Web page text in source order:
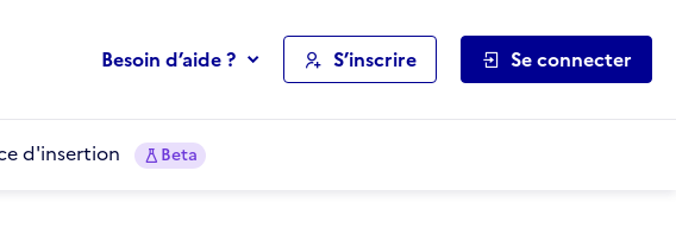
Besoin d’aide ? S’inscrire Se connecter
d'insertion Beta